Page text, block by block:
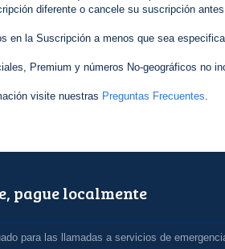
diferente o cancele su suscripción
en la Suscripción a menos que sea
Premium y números No-geográficos no
visite nuestras Preguntas Frecuentes.
pague localmente
para las llamadas a servicios de